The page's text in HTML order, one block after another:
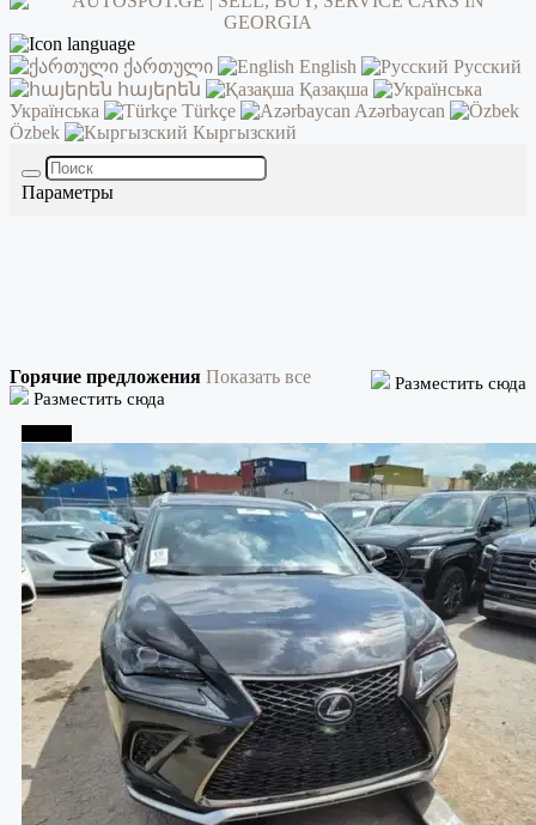
ქართული English
Русский
հայերեն
Қазақша
Українська
Türkçe
Azərbaycan
Özbek
Кыргызский
Параметры
Горячие предложения Показать все
Разместить сюда
Разместить сюда